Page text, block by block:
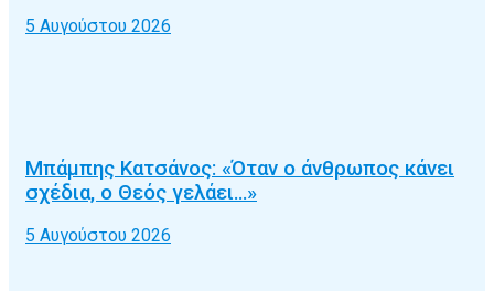
5 Αυγούστου 2026
Μπάμπης Κατσάνος: «Όταν ο άνθρωπος κάνει
σχέδια, ο Θεός γελάει…»
5 Αυγούστου 2026